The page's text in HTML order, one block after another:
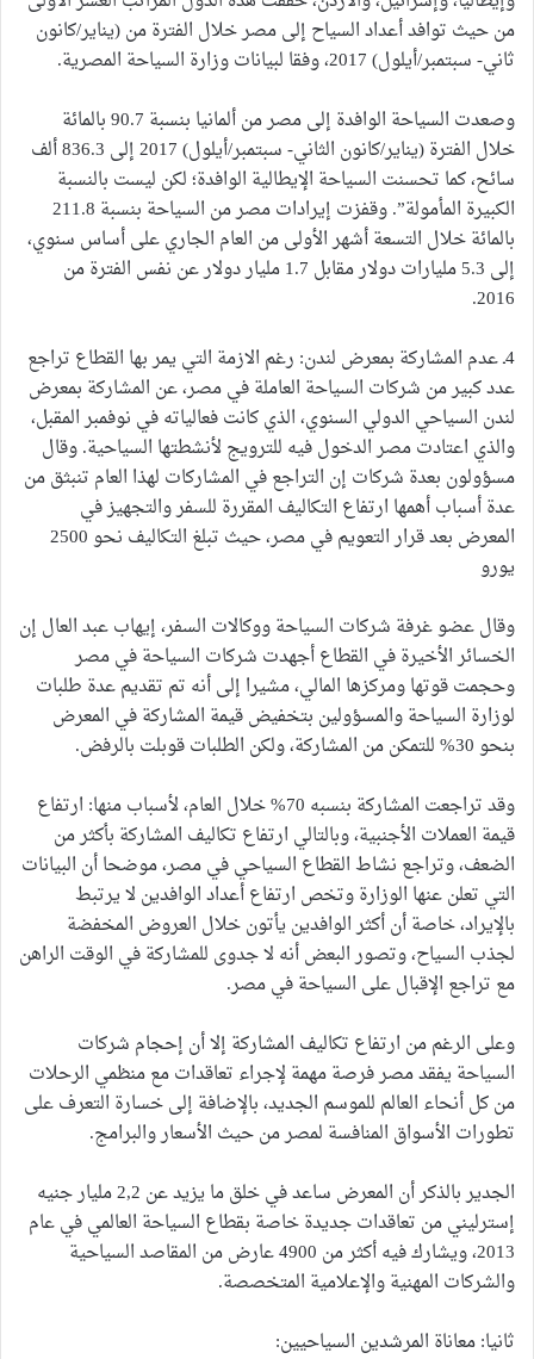
من حيث توافد أعداد السياح إلى مصر خلال الفترة من (يناير/كانون
ثاني- سبتمبر/أيلول) 2017، وفقا لبيانات وزارة السياحة المصرية.
وصعدت السياحة الوافدة إلى مصر من ألمانيا بنسبة 90.7 بالمائة
خلال الفترة (يناير/كانون الثاني- سبتمبر/أيلول) 2017 إلى 836.3 ألف
سائح، كما تحسنت السياحة الإيطالية الوافدة؛ لكن ليست بالنسبة
الكبيرة المأمولة”. وقفزت إيرادات مصر من السياحة بنسبة 211.8
بالمائة خلال التسعة أشهر الأولى من العام الجاري على أساس سنوي،
إلى 5.3 مليارات دولار مقابل 1.7 مليار دولار عن نفس الفترة من
2016.
4ـ عدم المشاركة بمعرض لندن: رغم الازمة التي يمر بها القطاع تراجع
عدد كبير من شركات السياحة العاملة في مصر، عن المشاركة بمعرض
لندن السياحي الدولي السنوي، الذي كانت فعالياته في نوفمبر المقبل،
والذي اعتادت مصر الدخول فيه للترويج لأنشطتها السياحية. وقال
مسؤولون بعدة شركات إن التراجع في المشاركات لهذا العام تنبثق من
عدة أسباب أهمها ارتفاع التكاليف المقررة للسفر والتجهيز في
المعرض بعد قرار التعويم في مصر، حيث تبلغ التكاليف نحو 2500
يورو
وقال عضو غرفة شركات السياحة ووكالات السفر، إيهاب عبد العال إن
الخسائر الأخيرة في القطاع أجهدت شركات السياحة في مصر
وحجمت قوتها ومركزها المالي، مشيرا إلى أنه تم تقديم عدة طلبات
لوزارة السياحة والمسؤولين بتخفيض قيمة المشاركة في المعرض
بنحو 30% للتمكن من المشاركة، ولكن الطلبات قوبلت بالرفض.
وقد تراجعت المشاركة بنسبه 70% خلال العام، لأسباب منها: ارتفاع
قيمة العملات الأجنبية، وبالتالي ارتفاع تكاليف المشاركة بأكثر من
الضعف، وتراجع نشاط القطاع السياحي في مصر، موضحا أن البيانات
التي تعلن عنها الوزارة وتخص ارتفاع أعداد الوافدين لا يرتبط
بالإيراد، خاصة أن أكثر الوافدين يأتون خلال العروض المخفضة
لجذب السياح، وتصور البعض أنه لا جدوى للمشاركة في الوقت الراهن
مع تراجع الإقبال على السياحة في مصر.
وعلى الرغم من ارتفاع تكاليف المشاركة إلا أن إحجام شركات
السياحة يفقد مصر فرصة مهمة لإجراء تعاقدات مع منظمي الرحلات
من كل أنحاء العالم للموسم الجديد، بالإضافة إلى خسارة التعرف على
تطورات الأسواق المنافسة لمصر من حيث الأسعار والبرامج.
الجدير بالذكر أن المعرض ساعد في خلق ما يزيد عن 2,2 مليار جنيه
إسترليني من تعاقدات جديدة خاصة بقطاع السياحة العالمي في عام
2013، ويشارك فيه أكثر من 4900 عارض من المقاصد السياحية
والشركات المهنية والإعلامية المتخصصة.
ثانيا: معاناة المرشدين السياحيين: